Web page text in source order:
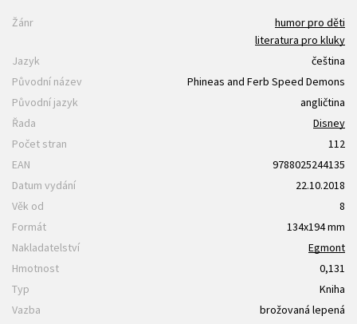
Žánr
humor pro děti
literatura pro kluky
Jazyk
čeština
Původní název
Phineas and Ferb Speed Demons
Původní jazyk
angličtina
Řada
Disney
Počet stran
112
EAN
9788025244135
Datum vydání
22.10.2018
Věk od
8
Formát
134x194 mm
Nakladatelství
Egmont
Hmotnost
0,131
Typ
Kniha
Vazba
brožovaná lepená